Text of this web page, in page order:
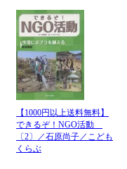
【1000円以上送料無料】
できるぞ！NGO活動
〔2〕／石原尚子／こども
くらぶ